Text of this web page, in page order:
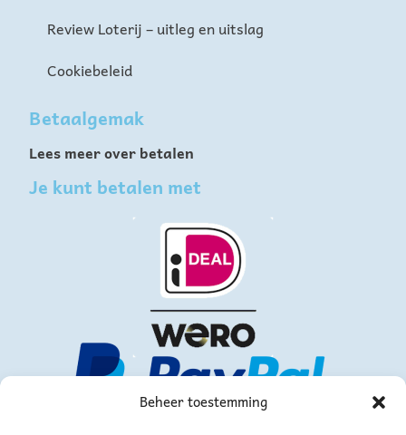
Beheer toestemming
Review Loterij – uitleg en uitslag
Cookiebeleid
Betaalgemak
Lees meer over betalen
Je kunt betalen met